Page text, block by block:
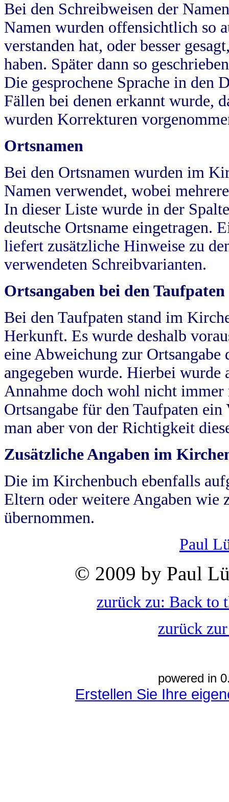
Bei den Schreibweisen der
Namen wurden offensichtlich so
verstanden hat, oder besser
haben. Später dann so
Die gesprochene Sprache in
Fällen bei denen erkannt wurde,
wurden Korrekturen
Ortsnamen
Bei den Ortsnamen wurden im
Namen verwendet, wobei
In dieser Liste wurde in der
deutsche Ortsname eingetragen.
liefert zusätzliche Hinweise zu
verwendeten Schreibvarianten.
Ortsangaben bei den Taufpaten
Bei den Taufpaten stand im
Herkunft. Es wurde deshalb
eine Abweichung zur
angegeben wurde. Hierbei wurde
Annahme doch wohl nicht
Ortsangabe für den Taufpaten
man aber von der Richtigkeit
Zusätzliche Angaben im
Die im Kirchenbuch ebenfalls
Eltern oder weitere Angaben wie
übernommen.
Paul
© 2009 by Paul
zurück zu: Back to
zurück
powered in
Erstellen Sie Ihre